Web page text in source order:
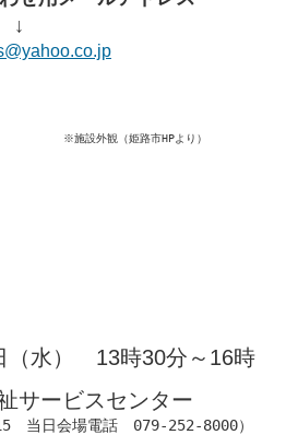
↓
    ※施設外観（姫路市HPより）
（水） 13時30分～16時